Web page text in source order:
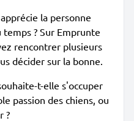
la personne
temps ? Sur Emprunte
rencontrer plusieurs
décider sur la bonne.
t-elle s'occuper
passion des chiens, ou
?